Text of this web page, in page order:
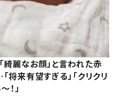
麗なお顔」と言われた赤
来有望すぎる」「クリクリ
！」